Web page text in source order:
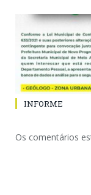
INFORME
Os comentários